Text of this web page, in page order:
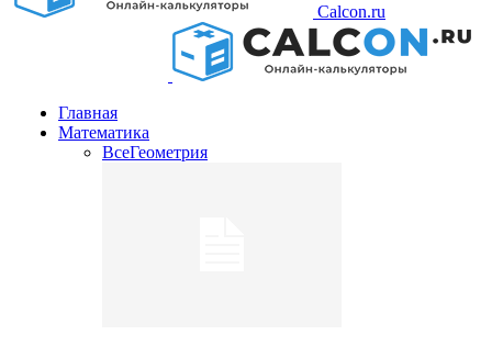
Calcon.ru
Главная
Математика
ВсеГеометрия